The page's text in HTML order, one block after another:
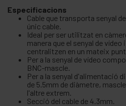
Especificacions
Cable que transporta senyal
únic cable.
Ideal per ser utilitzat en
manera que el senyal de
centralitzen en un mateix
Per a la senyal de vídeo
BNC-mascle.
Per a la senyal d'alimentació
de 5.5mm de diàmetre,
l'altre extrem.
Secció del cable de 4.3mm.